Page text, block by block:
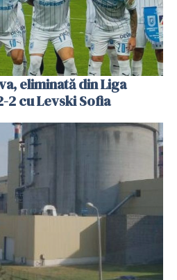
eliminată din Liga
2 cu Levski Sofia